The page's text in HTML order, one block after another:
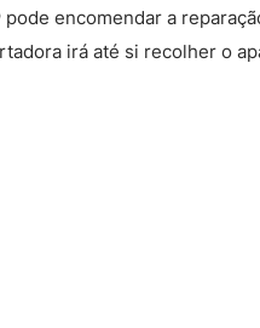
pode encomendar a
irá até si recolher o